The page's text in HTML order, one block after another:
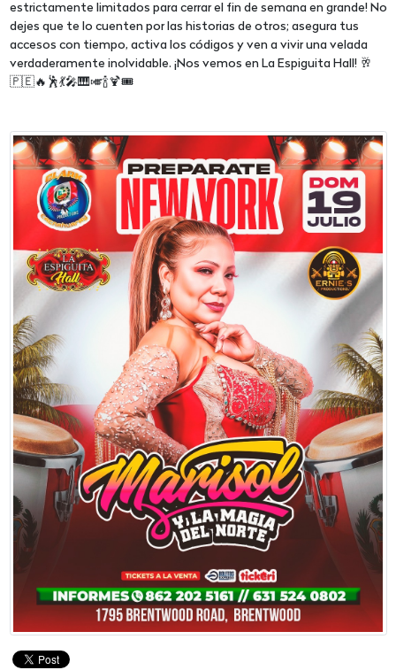
estrictamente limitados para cerrar el fin de semana en grande! No
dejes que te lo cuenten por las historias de otros; asegura tus
accesos con tiempo, activa los códigos y ven a vivir una velada
verdaderamente inolvidable. ¡Nos vemos en La Espiguita Hall! 🥂
🇵🇪🔥🕺💃🎤🎹🎺🍾🍹🎟️